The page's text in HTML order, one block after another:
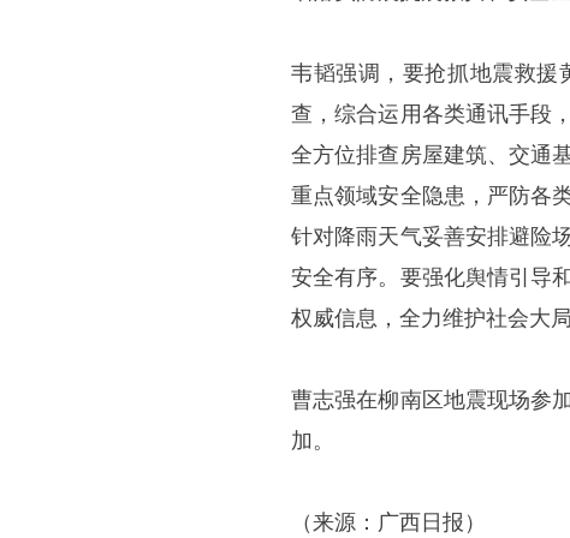
韦韬强调，要抢抓地震救援
查，综合运用各类通讯手段
全方位排查房屋建筑、交通
重点领域安全隐患，严防各
针对降雨天气妥善安排避险
安全有序。要强化舆情引导
权威信息，全力维护社会大局
曹志强在柳南区地震现场参
加。
（来源：广西日报）